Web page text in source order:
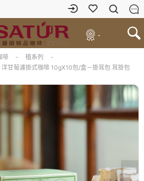
-
啡 - 植系列
-
洋甘菊濾掛式咖啡 10gX10包/盒－掛耳包 耳掛包